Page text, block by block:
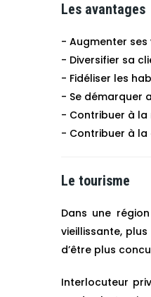
Les avantages
- Augmenter ses
- Diversifier sa
- Fidéliser les
- Se démarquer
- Contribuer à la
- Contribuer à la
Le tourisme
Dans une
vieillissante,
d’être plus
Interlocuteur